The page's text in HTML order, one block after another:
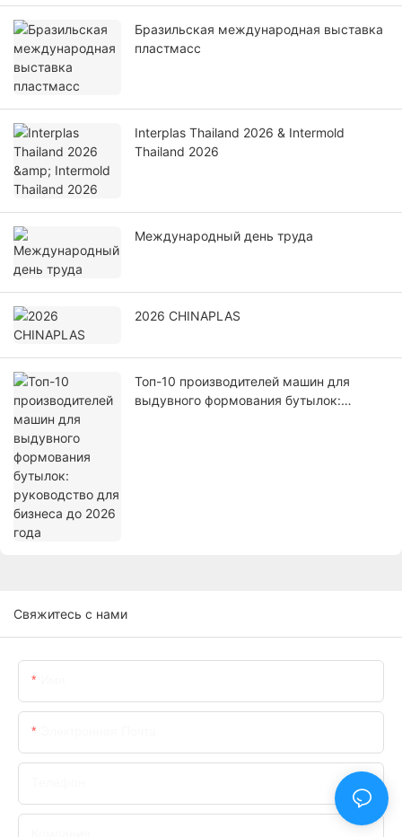
Бразильская международная выставка
пластмасс
Interplas Thailand 2026 & Intermold
Thailand 2026
Международный день труда
2026 CHINAPLAS
Топ-10 производителей машин для
выдувного формования бутылок:
Свяжитесь с нами